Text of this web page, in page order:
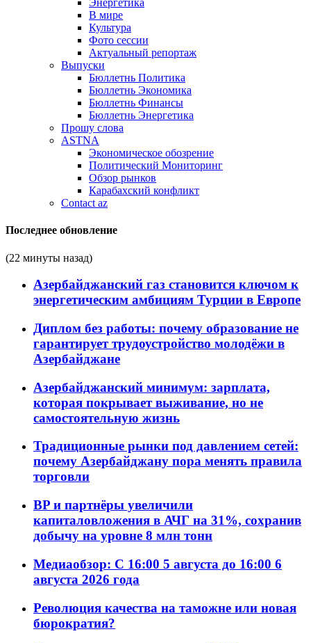
Энергетика
В мире
Культура
Фото сессии
Актуальный репортаж
Выпуски
Бюллетнь Политика
Бюллетнь Экономика
Бюллетнь Финансы
Бюллетнь Энергетика
Прошу слова
ASTNA
Экономическое обозрение
Политический Мониторинг
Обзор рынков
Карабахский конфликт
Contact az
Последнее обновление
(22 минуты назад)
Азербайджанский газ становится ключом к
энергетическим амбициям Турции в Европе
Диплом без работы: почему образование не
гарантирует трудоустройство молодёжи в
Азербайджане
Азербайджанский минимум: зарплата,
которая покрывает выживание, но не
самостоятельную жизнь
Традиционные рынки под давлением сетей:
почему Азербайджану пора менять правила
торговли
BP и партнёры увеличили
капиталовложения в АЧГ на 31%, сохранив
добычу на уровне 8 млн тонн
Медиаобзор: С 16:00 5 августа до 16:00 6
августа 2026 года
Революция качества на таможне или новая
бюрократия?